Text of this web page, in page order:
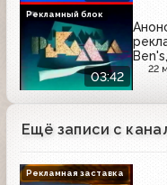
03:42
22
Рекламный блок
Ещё записи с
Рекламная заставка